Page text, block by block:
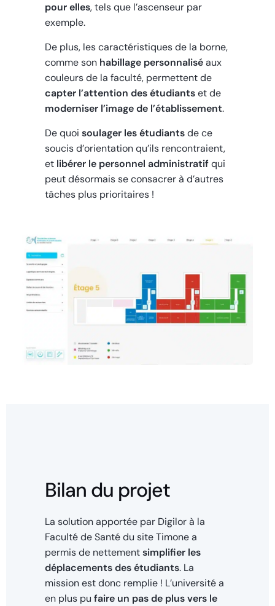
pour elles, tels que l’ascenseur par
exemple.
De plus, les caractéristiques de la borne,
comme son habillage personnaliséaux
couleurs de la faculté, permettent de
capter l’attention des étudiantset de
moderniser l’image de l’établissement.
De quoi soulager les étudiantsde ce
soucis d’orientation qu’ils rencontraient,
et libérer le personnel administratifqui
peut désormais se consacrer à d’autres
tâches plus prioritaires !
Bilan du projet
La solution apportée par Digilor à la
Faculté de Santé du site Timone a
permis de nettementsimplifier les
déplacements des étudiants. La
mission est donc remplie ! L’université a
en plus pufaire un pas de plus vers le